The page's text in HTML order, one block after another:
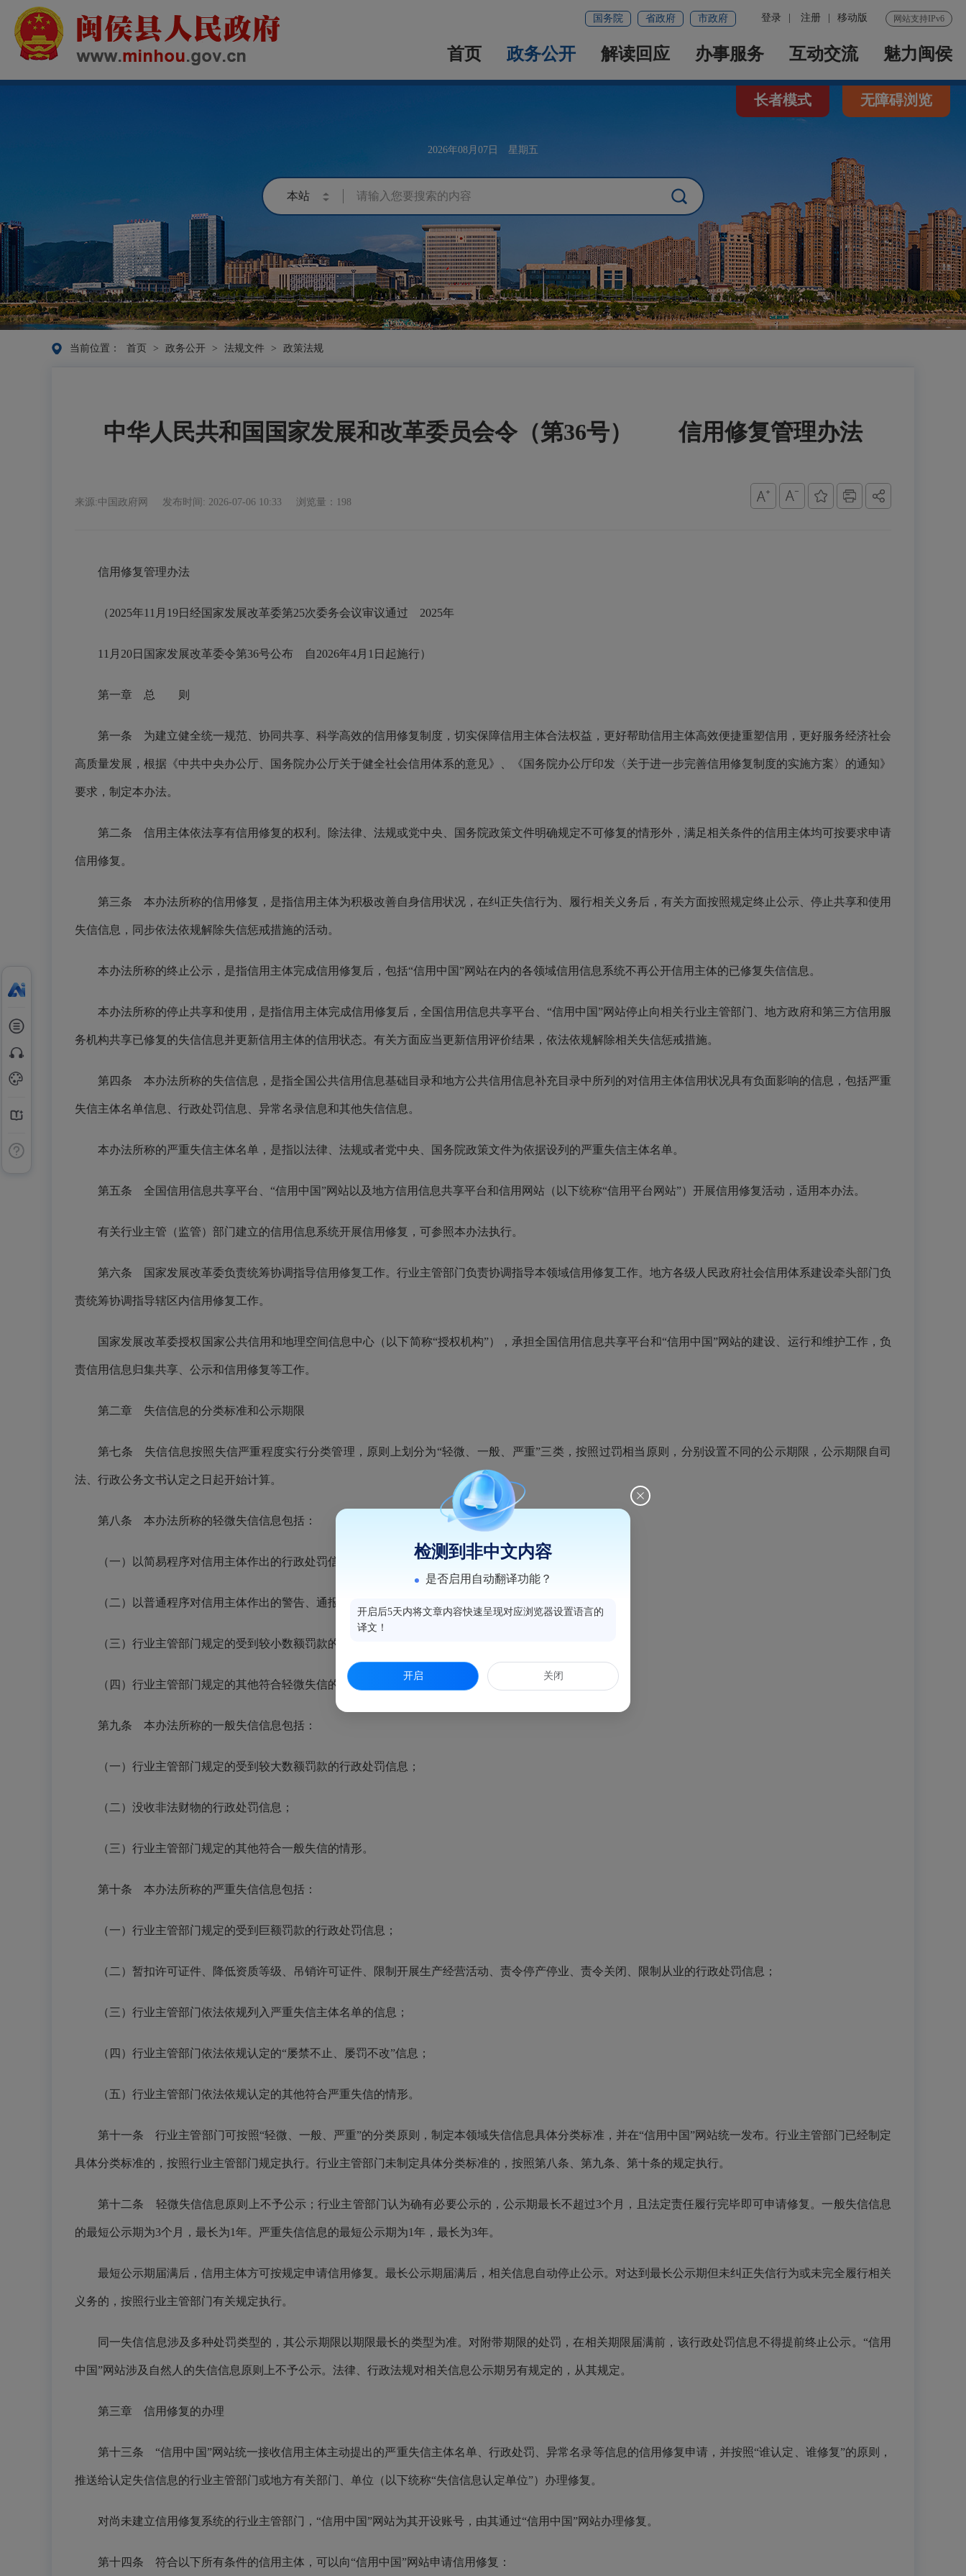
网站支持IPv6
登录 注册 移动版
国务院 省政府 市政府
首页 政务公开 解读回应 办事服务 互动交流 魅力闽侯
2026年08月07日 星期五
长者模式 无障碍浏览
当前位置： 首页 > 政务公开 > 法规文件 > 政策法规
中华人民共和国国家发展和改革委员会令（第36号） 信用修复管理办法
来源:中国政府网 发布时间: 2026-07-06 10:33 浏览量：198
信用修复管理办法
（2025年11月19日经国家发展改革委第25次委务会议审议通过 2025年
11月20日国家发展改革委令第36号公布 自2026年4月1日起施行）
第一章 总 则
第一条 为建立健全统一规范、协同共享、科学高效的信用修复制度，切实保障信用主体合法权益，更好帮助信用主体高效便捷重塑信用，更好服务经济社会
高质量发展，根据《中共中央办公厅、国务院办公厅关于健全社会信用体系的意见》、《国务院办公厅印发〈关于进一步完善信用修复制度的实施方案〉的通知》
要求，制定本办法。
第二条 信用主体依法享有信用修复的权利。除法律、法规或党中央、国务院政策文件明确规定不可修复的情形外，满足相关条件的信用主体均可按要求申请
信用修复。
第三条 本办法所称的信用修复，是指信用主体为积极改善自身信用状况，在纠正失信行为、履行相关义务后，有关方面按照规定终止公示、停止共享和使用
失信信息，同步依法依规解除失信惩戒措施的活动。
本办法所称的终止公示，是指信用主体完成信用修复后，包括“信用中国”网站在内的各领域信用信息系统不再公开信用主体的已修复失信信息。
本办法所称的停止共享和使用，是指信用主体完成信用修复后，全国信用信息共享平台、“信用中国”网站停止向相关行业主管部门、地方政府和第三方信用服
务机构共享已修复的失信信息并更新信用主体的信用状态。有关方面应当更新信用评价结果，依法依规解除相关失信惩戒措施。
第四条 本办法所称的失信信息，是指全国公共信用信息基础目录和地方公共信用信息补充目录中所列的对信用主体信用状况具有负面影响的信息，包括严重
失信主体名单信息、行政处罚信息、异常名录信息和其他失信信息。
本办法所称的严重失信主体名单，是指以法律、法规或者党中央、国务院政策文件为依据设列的严重失信主体名单。
第五条 全国信用信息共享平台、“信用中国”网站以及地方信用信息共享平台和信用网站（以下统称“信用平台网站”）开展信用修复活动，适用本办法。
有关行业主管（监管）部门建立的信用信息系统开展信用修复，可参照本办法执行。
第六条 国家发展改革委负责统筹协调指导信用修复工作。行业主管部门负责协调指导本领域信用修复工作。地方各级人民政府社会信用体系建设牵头部门负
责统筹协调指导辖区内信用修复工作。
国家发展改革委授权国家公共信用和地理空间信息中心（以下简称“授权机构”），承担全国信用信息共享平台和“信用中国”网站的建设、运行和维护工作，负
责信用信息归集共享、公示和信用修复等工作。
第二章 失信信息的分类标准和公示期限
第七条 失信信息按照失信严重程度实行分类管理，原则上划分为“轻微、一般、严重”三类，按照过罚相当原则，分别设置不同的公示期限，公示期限自司
法、行政公务文书认定之日起开始计算。
第八条 本办法所称的轻微失信信息包括：
（一）以简易程序对信用主体作出的行政处罚信息；
（二）以普通程序对信用主体作出的警告、通报批评行政处罚信息；
（三）行业主管部门规定的受到较小数额罚款的行政处罚信息，以及异常名录等信息；
（四）行业主管部门规定的其他符合轻微失信的情形。
第九条 本办法所称的一般失信信息包括：
（一）行业主管部门规定的受到较大数额罚款的行政处罚信息；
（二）没收非法财物的行政处罚信息；
（三）行业主管部门规定的其他符合一般失信的情形。
第十条 本办法所称的严重失信信息包括：
（一）行业主管部门规定的受到巨额罚款的行政处罚信息；
（二）暂扣许可证件、降低资质等级、吊销许可证件、限制开展生产经营活动、责令停产停业、责令关闭、限制从业的行政处罚信息；
（三）行业主管部门依法依规列入严重失信主体名单的信息；
（四）行业主管部门依法依规认定的“屡禁不止、屡罚不改”信息；
（五）行业主管部门依法依规认定的其他符合严重失信的情形。
第十一条 行业主管部门可按照“轻微、一般、严重”的分类原则，制定本领域失信信息具体分类标准，并在“信用中国”网站统一发布。行业主管部门已经制定
具体分类标准的，按照行业主管部门规定执行。行业主管部门未制定具体分类标准的，按照第八条、第九条、第十条的规定执行。
第十二条 轻微失信信息原则上不予公示；行业主管部门认为确有必要公示的，公示期最长不超过3个月，且法定责任履行完毕即可申请修复。一般失信信息
的最短公示期为3个月，最长为1年。严重失信信息的最短公示期为1年，最长为3年。
最短公示期届满后，信用主体方可按规定申请信用修复。最长公示期届满后，相关信息自动停止公示。对达到最长公示期但未纠正失信行为或未完全履行相关
义务的，按照行业主管部门有关规定执行。
同一失信信息涉及多种处罚类型的，其公示期限以期限最长的类型为准。对附带期限的处罚，在相关期限届满前，该行政处罚信息不得提前终止公示。“信用
中国”网站涉及自然人的失信信息原则上不予公示。法律、行政法规对相关信息公示期另有规定的，从其规定。
第三章 信用修复的办理
第十三条 “信用中国”网站统一接收信用主体主动提出的严重失信主体名单、行政处罚、异常名录等信息的信用修复申请，并按照“谁认定、谁修复”的原则，
推送给认定失信信息的行业主管部门或地方有关部门、单位（以下统称“失信信息认定单位”）办理修复。
对尚未建立信用修复系统的行业主管部门，“信用中国”网站为其开设账号，由其通过“信用中国”网站办理修复。
第十四条 符合以下所有条件的信用主体，可以向“信用中国”网站申请信用修复：
检测到非中文内容
是否启用自动翻译功能？
开启后5天内将文章内容快速呈现对应浏览器设置语言的
译文！
开启 关闭